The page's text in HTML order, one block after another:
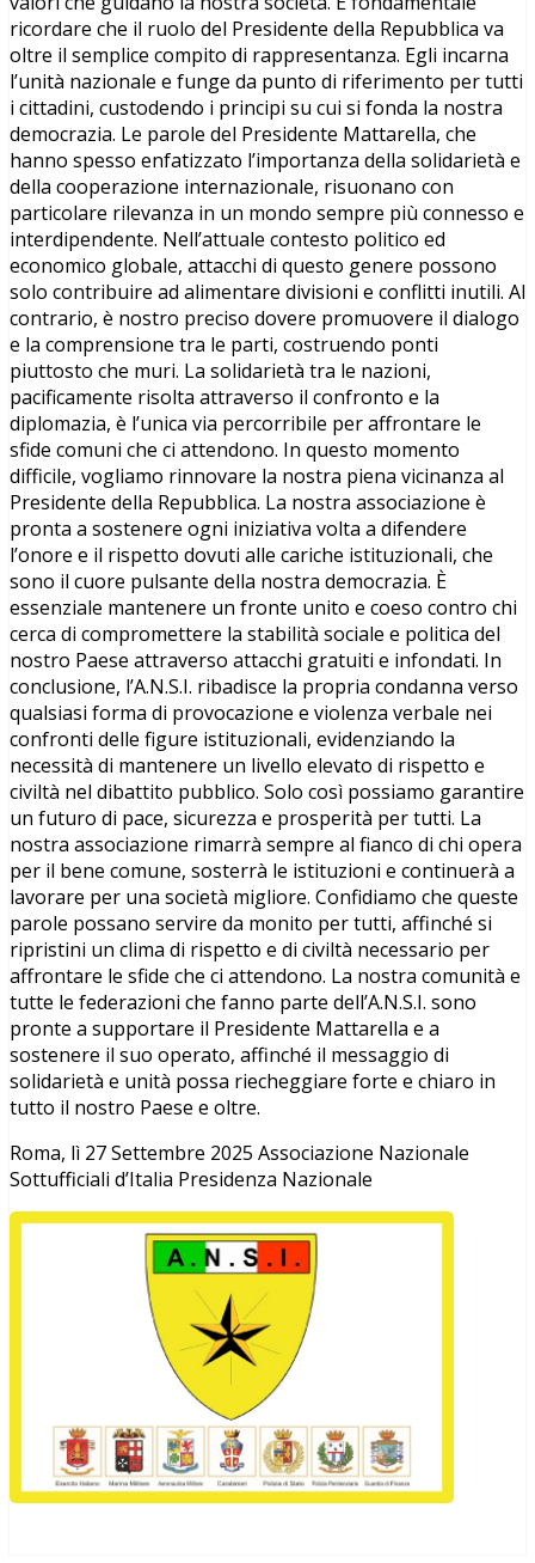
ricordare che il ruolo del Presidente della Repubblica va
oltre il semplice compito di rappresentanza. Egli incarna
l’unità nazionale e funge da punto di riferimento per tutti
i cittadini, custodendo i principi su cui si fonda la nostra
democrazia. Le parole del Presidente Mattarella, che
hanno spesso enfatizzato l’importanza della solidarietà e
della cooperazione internazionale, risuonano con
particolare rilevanza in un mondo sempre più connesso e
interdipendente. Nell’attuale contesto politico ed
economico globale, attacchi di questo genere possono
solo contribuire ad alimentare divisioni e conflitti inutili. Al
contrario, è nostro preciso dovere promuovere il dialogo
e la comprensione tra le parti, costruendo ponti
piuttosto che muri. La solidarietà tra le nazioni,
pacificamente risolta attraverso il confronto e la
diplomazia, è l’unica via percorribile per affrontare le
sfide comuni che ci attendono. In questo momento
difficile, vogliamo rinnovare la nostra piena vicinanza al
Presidente della Repubblica. La nostra associazione è
pronta a sostenere ogni iniziativa volta a difendere
l’onore e il rispetto dovuti alle cariche istituzionali, che
sono il cuore pulsante della nostra democrazia. È
essenziale mantenere un fronte unito e coeso contro chi
cerca di compromettere la stabilità sociale e politica del
nostro Paese attraverso attacchi gratuiti e infondati. In
conclusione, l’A.N.S.I. ribadisce la propria condanna verso
qualsiasi forma di provocazione e violenza verbale nei
confronti delle figure istituzionali, evidenziando la
necessità di mantenere un livello elevato di rispetto e
civiltà nel dibattito pubblico. Solo così possiamo garantire
un futuro di pace, sicurezza e prosperità per tutti. La
nostra associazione rimarrà sempre al fianco di chi opera
per il bene comune, sosterrà le istituzioni e continuerà a
lavorare per una società migliore. Confidiamo che queste
parole possano servire da monito per tutti, affinché si
ripristini un clima di rispetto e di civiltà necessario per
affrontare le sfide che ci attendono. La nostra comunità e
tutte le federazioni che fanno parte dell’A.N.S.I. sono
pronte a supportare il Presidente Mattarella e a
sostenere il suo operato, affinché il messaggio di
solidarietà e unità possa riecheggiare forte e chiaro in
tutto il nostro Paese e oltre.
Roma, lì 27 Settembre 2025 Associazione Nazionale
Sottufficiali d’Italia Presidenza Nazionale